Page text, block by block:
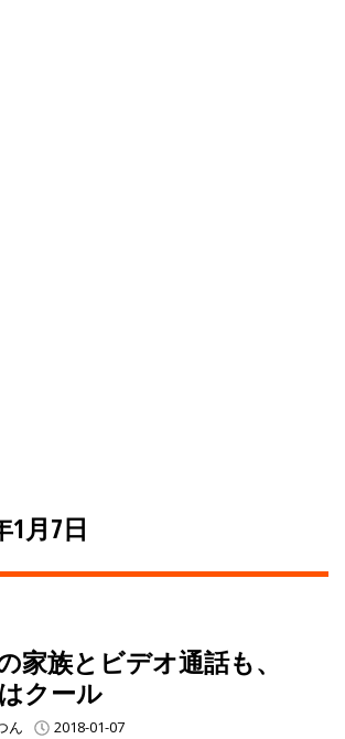
1月7日
家族とビデオ通話も、
クール
ん 2018-01-07